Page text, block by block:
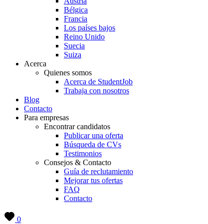
Bélgica
Francia
Los países bajos
Reino Unido
Suecia
Suiza
Acerca
Quienes somos
Acerca de StudentJob
Trabaja con nosotros
Blog
Contacto
Para empresas
Encontrar candidatos
Publicar una oferta
Búsqueda de CVs
Testimonios
Consejos & Contacto
Guía de reclutamiento
Mejorar tus ofertas
FAQ
Contacto
0